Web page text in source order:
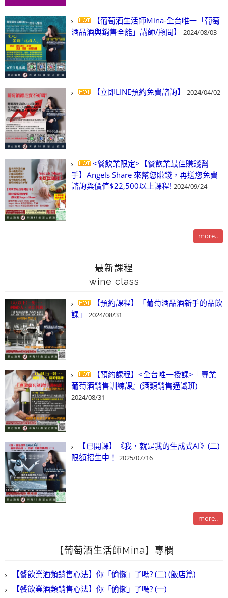
【葡萄酒生活師Mina-全台唯一「葡萄
酒品酒與銷售全能」講師/顧問】
2024/08/03
【立即LINE預約免費諮詢】 2024/04/02
<餐飲業限定>【餐飲業最佳賺錢幫
手】Angels Share 來幫您賺錢，再送您免費
諮詢與價值$22,500以上課程! 2024/09/24
more..
最新課程
wine class
【預約課程】「葡萄酒品酒新手的品飲
課」
2024/08/31
【預約課程】<全台唯一授課>『專業
葡萄酒銷售訓練課』(酒類銷售通識班)
2024/08/31
【已開課】《我，就是我的生成式AI》(二)
限額招生中！ 2025/07/16
more..
【葡萄酒生活師Mina】專欄
【餐飲業酒類銷售心法】你「偷懶」了嗎? (二) (飯店篇)
【餐飲業酒類銷售心法】你「偷懶」了嗎? (一)